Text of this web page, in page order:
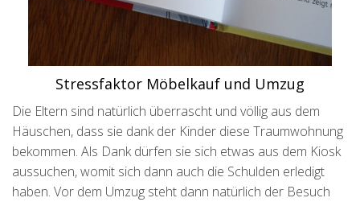
Stressfaktor Möbelkauf und Umzug
Die Eltern sind natürlich überrascht und völlig aus dem
Häuschen, dass sie dank der Kinder diese Traumwohnung
bekommen. Als Dank dürfen sie sich etwas aus dem Kiosk
aussuchen, womit sich dann auch die Schulden erledigt
haben. Vor dem Umzug steht dann natürlich der Besuch